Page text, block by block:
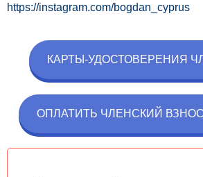
https://instagram.com/bogdan_cyprus
КАРТЫ-УДОСТОВЕРЕНИЯ
ОПЛАТИТЬ ЧЛЕНСКИЙ ВЗНОС